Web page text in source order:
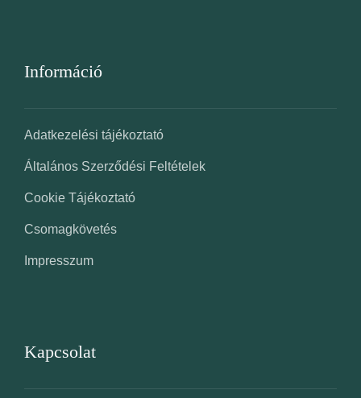
Információ
Adatkezelési tájékoztató
Általános Szerződési Feltételek
Cookie Tájékoztató
Csomagkövetés
Impresszum
Kapcsolat